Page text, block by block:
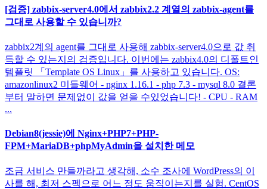
[검증] zabbix-server4.0에서 zabbix2.2 계열의 zabbix-agent를
그대로 사용할 수 있습니까?
zabbix2계의 agent를 그대로 사용해 zabbix-server4.0으로 값 취
득할 수 있는지의 검증입니다. 이번에는 zabbix4.0의 디폴트인
템플릿 「Template OS Linux」를 사용하고 있습니다. OS:
amazonlinux2 미들웨어 - nginx 1.16.1 - php 7.3 - mysql 8.0 결론
부터 말하면 문제없이 값을 얻을 수있었습니다! - CPU - RAM
...
Debian8(jessie)에 Nginx+PHP7+PHP-
FPM+MariaDB+phpMyAdmin을 설치한 메모
조금 서비스 만들까라고 생각해, 소수 조사에 WordPress의 이
사를 해, 최저 스펙으로 어느 정도 움직이는지를 실험. CentOS